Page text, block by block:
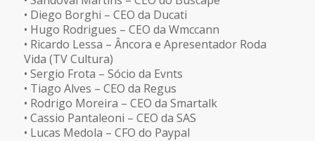
• Diego Borghi – CEO da Ducati
• Hugo Rodrigues – CEO da Wmccann
• Ricardo Lessa – Âncora e Apresentador Roda
Vida (TV Cultura)
• Sergio Frota – Sócio da Evnts
• Tiago Alves – CEO da Regus
• Rodrigo Moreira – CEO da Smartalk
• Cassio Pantaleoni – CEO da SAS
• Lucas Medola – CFO do Paypal